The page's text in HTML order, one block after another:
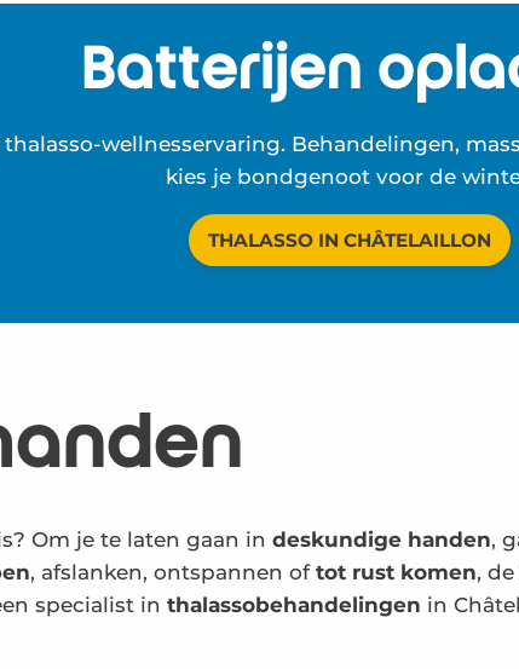
Batterijen
thalasso-wellnesservaring. Behandelingen,
kies je bondgenoot voor de
THALASSO IN CHÂTELAILLON
Om je te laten gaan in deskundige handen,
, afslanken, ontspannen of tot rust komen,
specialist in thalassobehandelingen in